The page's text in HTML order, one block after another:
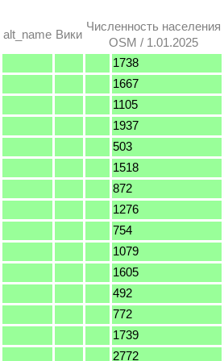
alt_name Вики
Численность населения
OSM / 1.01.2025
1738
1667
1105
1937
503
1518
872
1276
754
1079
1605
492
772
1739
2772